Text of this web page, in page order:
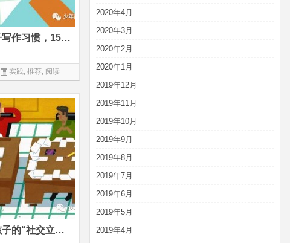
2020年4月
2020年3月
2020年2月
2020年1月
2019年12月
2019年11月
2019年10月
2019年9月
2019年8月
2019年7月
2019年6月
2019年5月
2019年4月
耶鲁老师眼中的中国孩子写作习惯，15本好书轻松提升英文写作
实践, 推荐, 阅读
美国名校终归难有中国孩子的“社交立足地”？再聊亚裔父母的教育观